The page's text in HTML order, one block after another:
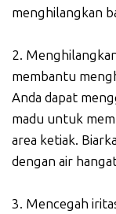
menghilangkan
2.
membantu
Anda dapat
madu untuk
area ketiak.
dengan air
3. Mencegah